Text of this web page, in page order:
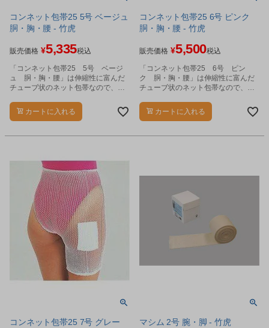
コンネット包帯25 5号 ベージュ
胴・胸・腰 - 竹虎
販売価格 ¥5,335税込
「コンネット包帯25 5号 ベージ
ュ 胴・胸・腰」は伸縮性に富んだ
チューブ状のネット包帯なので、当
す。
カートに入れる
コンネット包帯25 6号 ピンク
胴・胸・腰 - 竹虎
販売価格 ¥5,500税込
「コンネット包帯25 6号 ピン
ク 胴・胸・腰」は伸縮性に富んだ
チューブ状のネット包帯なので、当
す。
カートに入れる
コンネット包帯25 7号 グレー
マシム 2号 腕・脚 - 竹虎